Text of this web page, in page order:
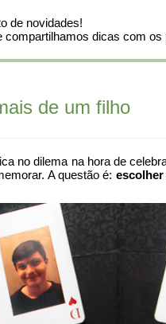
de novidades!
dicas com
de um filho
no dilema na hora de
A questão é: